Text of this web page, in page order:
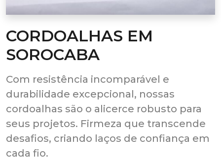
CORDOALHAS EM
SOROCABA
Com resistência incomparável e
durabilidade excepcional, nossas
cordoalhas são o alicerce robusto para
seus projetos. Firmeza que transcende
desafios, criando laços de confiança em
cada fio.